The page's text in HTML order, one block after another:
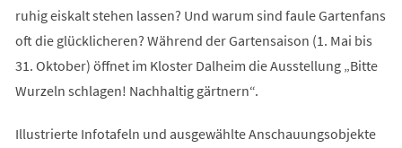
ruhig eiskalt stehen lassen? Und warum sind faule Gartenfans
oft die glücklicheren? Während der Gartensaison (1. Mai bis
31. Oktober) öffnet im Kloster Dalheim die Ausstellung „Bitte
Wurzeln schlagen! Nachhaltig gärtnern“.
Illustrierte Infotafeln und ausgewählte Anschauungsobjekte